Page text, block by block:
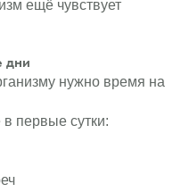
ещё чувствует
дни
нужно время на
первые сутки: